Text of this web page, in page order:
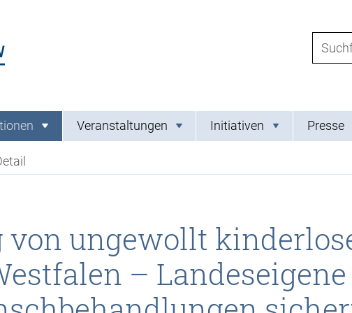
Veranstaltungen Initiativen Presse
von ungewollt
–